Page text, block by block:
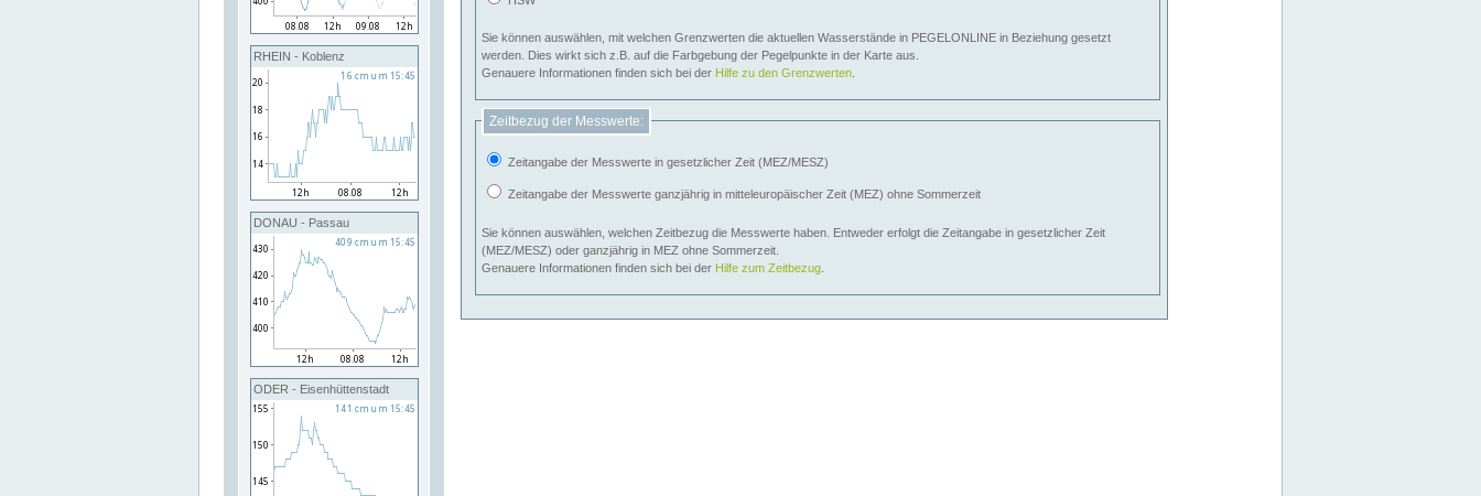
RHEIN - Koblenz
DONAU - Passau
ODER - Eisenhüttenstadt
Sie können auswählen, mit welchen Grenzwerten die aktuellen Wasserstände in PEGELONLINE in Beziehung gesetzt
werden. Dies wirkt sich z.B. auf die Farbgebung der Pegelpunkte in der Karte aus.
Genauere Informationen finden sich bei der Hilfe zu den Grenzwerten
Zeitbezug der Messwerte:
Zeitangabe der Messwerte in gesetzlicher Zeit (MEZ/MESZ)
Zeitangabe der Messwerte ganzjährig in mitteleuropäischer Zeit (MEZ) ohne Sommerzeit
Sie können auswählen, welchen Zeitbezug die Messwerte haben. Entweder erfolgt die Zeitangabe in gesetzlicher Zeit
(MEZ/MESZ) oder ganzjährig in MEZ ohne Sommerzeit.
Genauere Informationen finden sich bei der Hilfe zum Zeitbezug